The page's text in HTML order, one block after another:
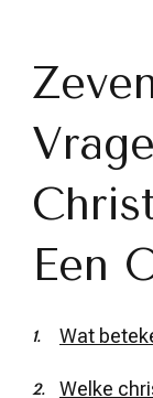
Een
Wat
Welke